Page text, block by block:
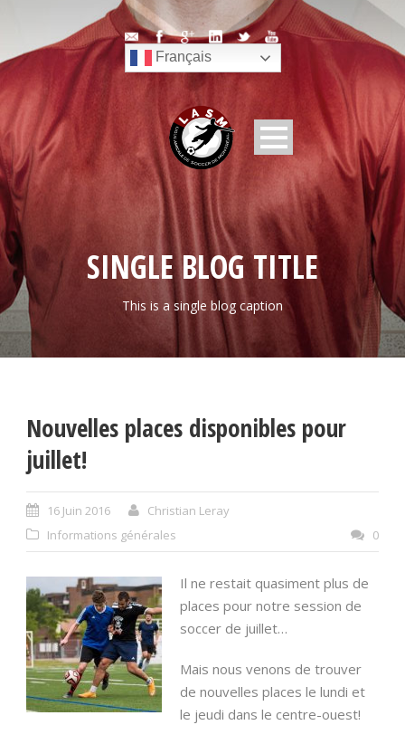
Français
SINGLE BLOG TITLE
This is a single blog caption
Nouvelles places disponibles pour
juillet!
16 Juin 2016
Christian Leray
Informations générales
0
Il ne restait quasiment plus de
places pour notre session de
soccer de juillet…
Mais nous venons de trouver
de nouvelles places le lundi et
le jeudi dans le centre-ouest!